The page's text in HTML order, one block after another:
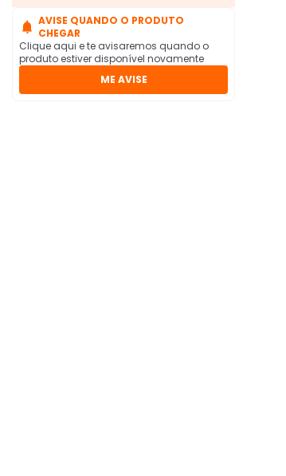
 AVISE QUANDO O PRODUTO
CHEGAR
Clique aqui e te avisaremos quando o
produto estiver disponível novamente
ME AVISE